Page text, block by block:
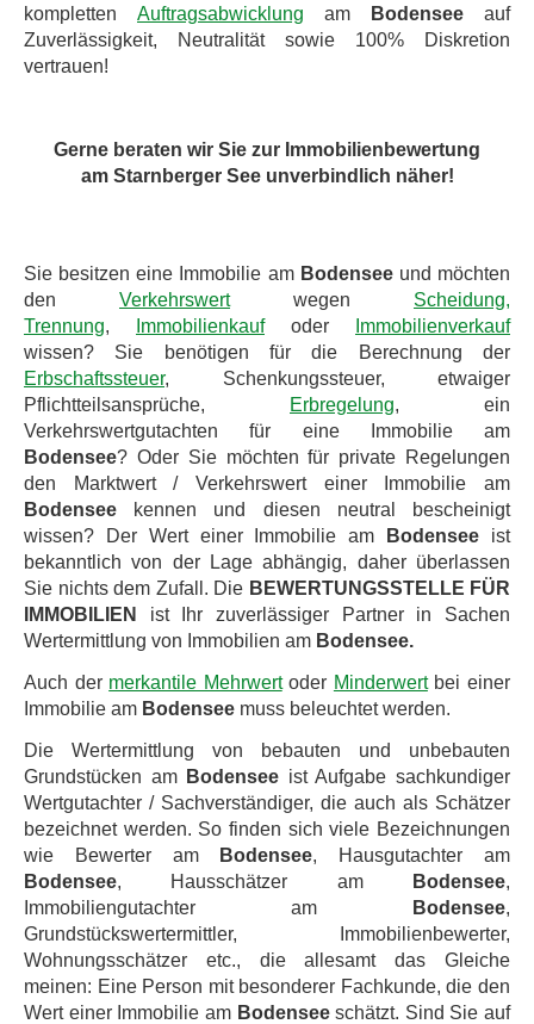
kompletten Auftragsabwicklung am Bodensee auf
Zuverlässigkeit, Neutralität sowie 100% Diskretion
vertrauen!
Gerne beraten wir Sie zur Immobilienbewertung
am Starnberger See unverbindlich näher!
Sie besitzen eine Immobilie am Bodenseeund möchten
den Verkehrswertwegen Scheidung,
Trennung, Immobilienkaufoder
Immobilienverkauf
wissen? Sie benötigen für die Berechnung der
Erbschaftssteuer, Schenkungssteuer, etwaiger
Pflichtteilsansprüche,
Erbregelung, ein
Verkehrswertgutachten für eine Immobilie am
Bodensee? Oder Sie möchten für private Regelungen
den Marktwert / Verkehrswert einer Immobilie am
Bodensee kennen und diesen neutral bescheinigt
wissen? Der Wert einer Immobilie am
Bodensee ist
bekanntlich von der Lage abhängig, daher überlassen
Sie nichts dem Zufall. Die BEWERTUNGSSTELLE FÜR
IMMOBILIEN
ist Ihr zuverlässiger Partner in Sachen
Wertermittlung von Immobilien am Bodensee.
Auch der merkantile Mehrwertoder Minderwertbei einer
Immobilie am Bodensee muss beleuchtet werden.
Die Wertermittlung von bebauten und unbebauten
Grundstücken am Bodensee ist Aufgabe sachkundiger
Wertgutachter / Sachverständiger, die auch als Schätzer
bezeichnet werden. So finden sich viele Bezeichnungen
wie Bewerter am
Bodensee, Hausgutachter am
Bodensee, Hausschätzer am Bodensee,
Immobiliengutachter am
Bodensee,
Grundstückswertermittler, Immobilienbewerter,
Wohnungsschätzer etc., die allesamt das Gleiche
meinen: Eine Person mit besonderer Fachkunde, die den
Wert einer Immobilie am Bodenseeschätzt. Sind Sie auf